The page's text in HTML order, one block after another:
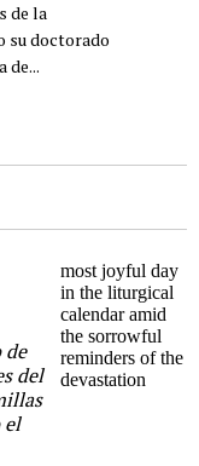
de la
su doctorado
de...
de
del
el